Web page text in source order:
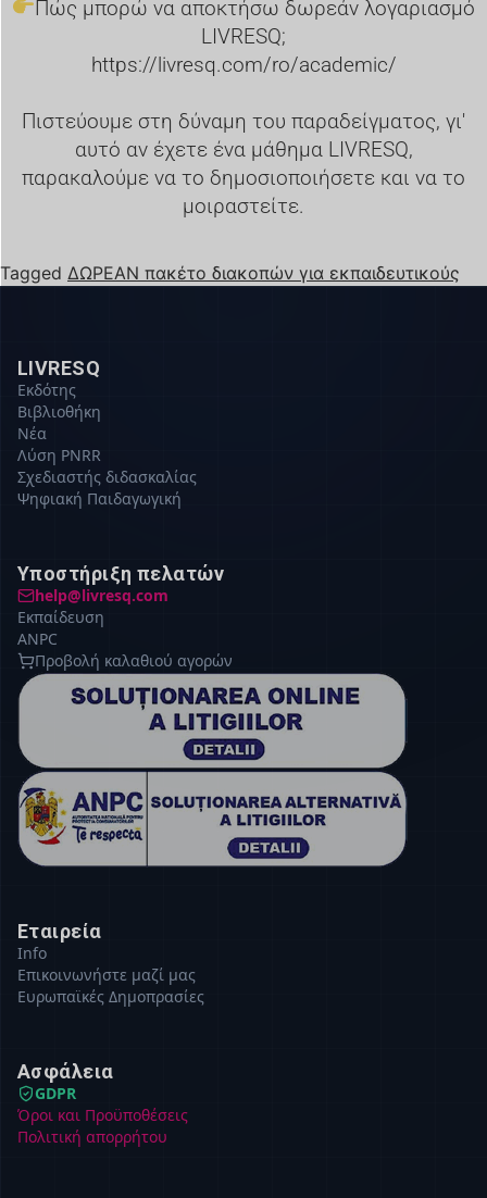
Πώς μπορώ να αποκτήσω δωρεάν λογαριασμό
LIVRESQ;
https://livresq.com/ro/academic/
Πιστεύουμε στη δύναμη του παραδείγματος, γι'
αυτό αν έχετε ένα μάθημα LIVRESQ,
παρακαλούμε να το δημοσιοποιήσετε και να το
μοιραστείτε.
Tagged ΔΩΡΕΑΝ πακέτο διακοπών για εκπαιδευτικούς
LIVRESQ
Εκδότης
Βιβλιοθήκη
Νέα
Λύση PNRR
Σχεδιαστής διδασκαλίας
Ψηφιακή Παιδαγωγική
Υποστήριξη πελατών
help@livresq.com
Εκπαίδευση
ANPC
Προβολή καλαθιού αγορών
Εταιρεία
Info
Επικοινωνήστε μαζί μας
Ευρωπαϊκές Δημοπρασίες
Ασφάλεια
GDPR
Όροι και Προϋποθέσεις
Πολιτική απορρήτου